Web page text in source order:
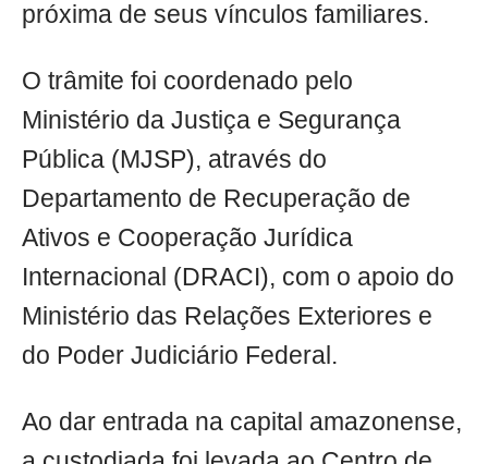
próxima de seus vínculos familiares.
O trâmite foi coordenado pelo
Ministério da Justiça e Segurança
Pública (MJSP), através do
Departamento de Recuperação de
Ativos e Cooperação Jurídica
Internacional (DRACI), com o apoio do
Ministério das Relações Exteriores e
do Poder Judiciário Federal.
Ao dar entrada na capital amazonense,